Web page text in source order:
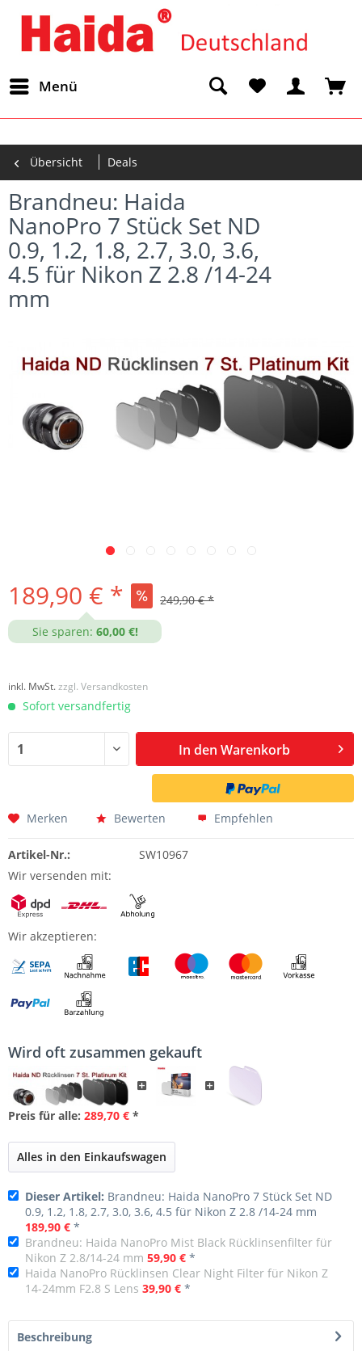
Menü
Übersicht Deals
Brandneu: Haida
NanoPro 7 Stück Set ND
0.9, 1.2, 1.8, 2.7, 3.0, 3.6,
4.5 für Nikon Z 2.8 /14-24
mm
189,90 € * 249,90 € *
Sie sparen: 60,00 €!
inkl. MwSt.zzgl. Versandkosten
Sofort versandfertig
In den Warenkorb
Merken Bewerten Empfehlen
Artikel-Nr.:
SW10967
Wir versenden mit:
Wir akzeptieren:
Wird oft zusammen gekauft
Preis für alle: 289,70 € *
Alles in den Einkaufswagen
Dieser Artikel: Brandneu: Haida NanoPro 7 Stück Set ND
0.9, 1.2, 1.8, 2.7, 3.0, 3.6, 4.5 für Nikon Z 2.8 /14-24 mm
189,90 € *
Brandneu: Haida NanoPro Mist Black Rücklinsenfilter für
Nikon Z 2.8/14-24 mm 59,90 € *
Haida NanoPro Rücklinsen Clear Night Filter für Nikon Z
14-24mm F2.8 S Lens 39,90 € *
Beschreibung